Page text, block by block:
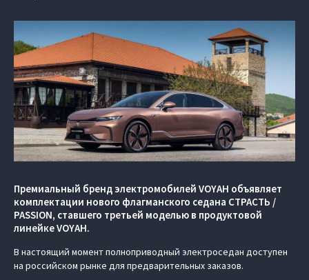
Премиальный бренд электромобилей VOYAH объявляет
комплектации нового флагманского седана СТРАСТЬ /
PASSION, ставшего третьей моделью в продуктовой
линейке VOYAH.
В настоящий момент полноприводный электроседан доступен
на российском рынке для предварительных заказов.